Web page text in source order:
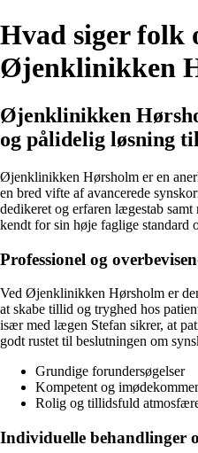
Hvad siger folk
Øjenklinikken
Øjenklinikken
og pålidelig løsning
Øjenklinikken Hørsholm er en
en bred vifte af avancerede
dedikeret og erfaren lægestab
kendt for sin høje faglige standard
Professionel og
Ved Øjenklinikken Hørsholm er
at skabe tillid og tryghed hos
især med lægen Stefan sikrer, at
godt rustet til beslutningen om
Grundige forundersøgelser
Kompetent og
Rolig og tillidsfuld
Individuelle behandlinger